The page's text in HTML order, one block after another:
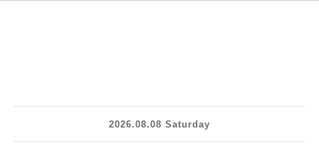
2026.08.08 Saturday